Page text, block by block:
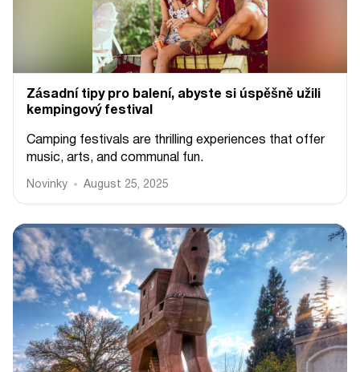
Zásadní tipy pro balení, abyste si úspěšně užili
kempingový festival
Camping festivals are thrilling experiences that offer
music, arts, and communal fun.
Novinky August 25, 2025